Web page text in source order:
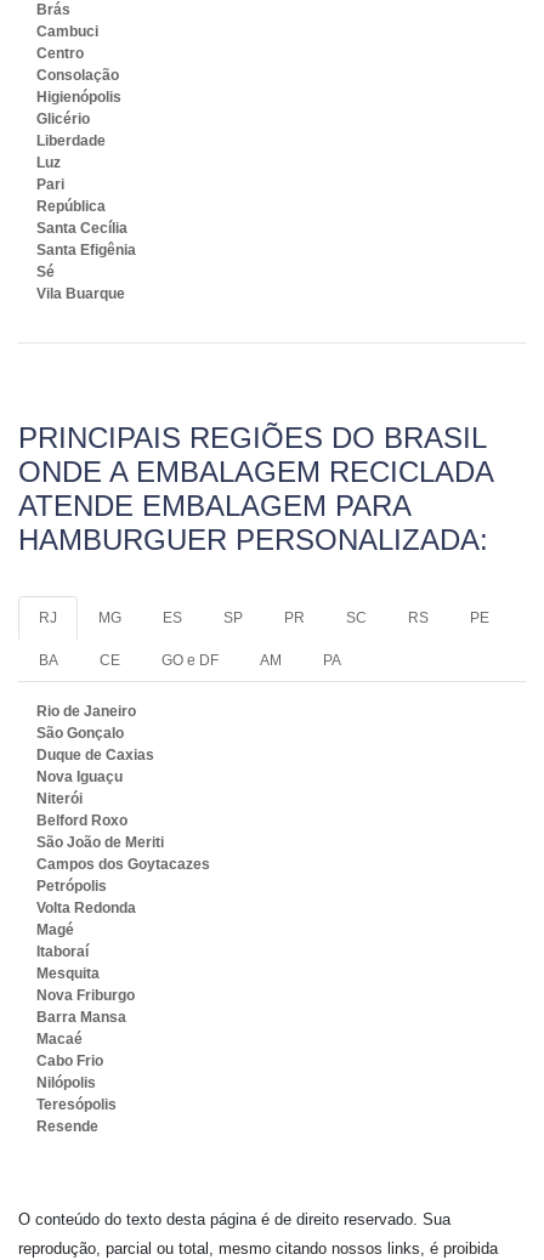
Brás
Cambuci
Centro
Consolação
Higienópolis
Glicério
Liberdade
Luz
Pari
República
Santa Cecília
Santa Efigênia
Sé
Vila Buarque
PRINCIPAIS REGIÕES DO BRASIL
ONDE A EMBALAGEM RECICLADA
ATENDE EMBALAGEM PARA
HAMBURGUER PERSONALIZADA:
RJ MG ES SP PR SC RS PE
BA CE GO e DF AM PA
Rio de Janeiro
São Gonçalo
Duque de Caxias
Nova Iguaçu
Niterói
Belford Roxo
São João de Meriti
Campos dos Goytacazes
Petrópolis
Volta Redonda
Magé
Itaboraí
Mesquita
Nova Friburgo
Barra Mansa
Macaé
Cabo Frio
Nilópolis
Teresópolis
Resende
O conteúdo do texto desta página é de direito reservado. Sua
reprodução, parcial ou total, mesmo citando nossos links, é proibida